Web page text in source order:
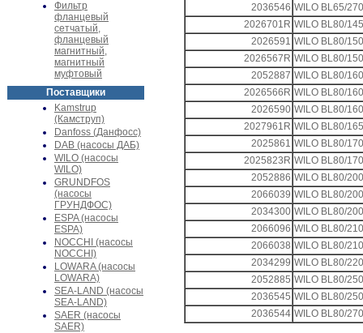
Фильтр
фланцевый
сетчатый,
фланцевый
магнитный,
магнитный
муфтовый
Поставщики
Kamstrup
(Камструп)
Danfoss (Данфосс)
DAB (насосы ДАБ)
WILO (насосы
WILO)
GRUNDFOS
(насосы
ГРУНДФОС)
ESPA (насосы
ESPA)
NOCCHI (насосы
NOCCHI)
LOWARA (насосы
LOWARA)
SEA-LAND (насосы
SEA-LAND)
SAER (насосы
SAER)
2036546 WILO BL65/
2026701R WILO BL80/
2026591 WILO BL80/
2026567R WILO BL80/
2052887 WILO BL80/
2026566R WILO BL80/
2026590 WILO BL80/
2027961R WILO BL80/
2025861 WILO BL80/
2025823R WILO BL80/
2052886 WILO BL80/
2066039 WILO BL80/
2034300 WILO BL80/
2066096 WILO BL80/
2066038 WILO BL80/
2034299 WILO BL80/
2052885 WILO BL80/
2036545 WILO BL80/
2036544 WILO BL80/